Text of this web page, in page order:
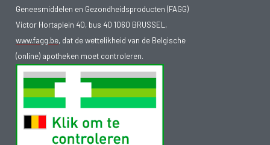
Geneesmiddelen en Gezondheidsproducten (FAGG)
Victor Hortaplein 40, bus 40 1060 BRUSSEL,
www.fagg.be, dat de wettelikheid van de Belgische
(online) apotheken moet controleren.